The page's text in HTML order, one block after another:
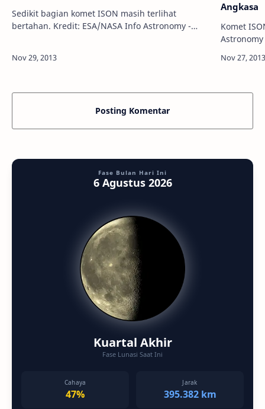
Sedikit bagian komet ISON masih terlihat
bertahan. Kredit: ESA/NASA Info Astronomy -
Angkasa
Komet
sedang
Posting Komentar
Fase Bulan Hari Ini
6 Agustus 2026
Kuartal Akhir
Fase Lunasi Saat Ini
Cahaya
47%
Jarak
395.382 km